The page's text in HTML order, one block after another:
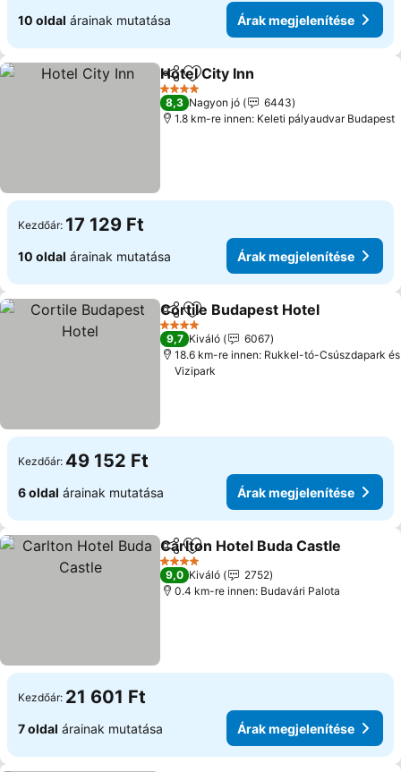
10 oldal árainak mutatása Árak megjelenítése
Megosztás
Hozzáadás a kedvencekhez
Hotel City Inn
4 Kategória
8,3 Nagyon jó
6443
1.8 km-re innen: Keleti pályaudvar Budapest
Kezdőár: 17 129 Ft
10 oldal árainak mutatása Árak megjelenítése
Megosztás
Hozzáadás a kedvencekhez
Cortile Budapest Hotel
4 Kategória
9,7 Kiváló
6067
18.6 km-re innen: Rukkel-tó-Csúszdapark és
Vizipark
Kezdőár: 49 152 Ft
6 oldal árainak mutatása Árak megjelenítése
Megosztás
Hozzáadás a kedvencekhez
Carlton Hotel Buda Castle
4 Kategória
9,0 Kiváló
2752
0.4 km-re innen: Budavári Palota
Kezdőár: 21 601 Ft
7 oldal árainak mutatása Árak megjelenítése